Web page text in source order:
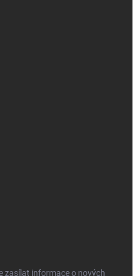
zasílat informace o nových